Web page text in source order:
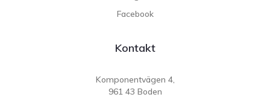
Facebook
Kontakt
Komponentvägen 4,
961 43 Boden